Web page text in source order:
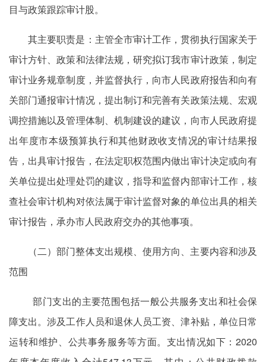
目与政策跟踪审计股。
其主要职责是：主管全市审计工作，贯彻执行国家关于
审计方针、政策和法律法规，研究拟订我市审计政策，制定
审计业务规章制度，并监督执行，向市人民政府报告和向有
关部门通报审计情况，提出制订和完善有关政策法规、宏观
调控措施以及管理体制、机制建设的建议，向市人民政府提
出年度市本级预算执行和其他财政收支情况的审计结果报
告，出具审计报告，在法定职权范围内做出审计决定或向有
关单位提出处理处罚的建议，指导和监督内部审计工作，核
查社会审计机构对依法属于审计监督对象的单位出具的相关
审计报告，承办市人民政府交办的其他事项。
（二）部门整体支出规模、使用方向、主要内容和涉及
范围
部门支出的主要范围包括一般公共服务支出和社会保
障支出。涉及工作人员和退休人员工资、津补贴，单位日常
运转和维护、公共事务服务等方面。支出情况如下：2020